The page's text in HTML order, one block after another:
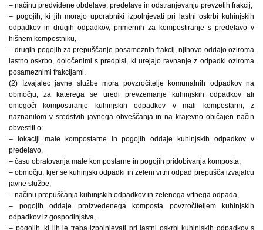
– načinu predvidene obdelave, predelave in odstranjevanju prevzetih frakcij,
– pogojih, ki jih morajo uporabniki izpolnjevati pri lastni oskrbi kuhinjskih
odpadkov in drugih odpadkov, primernih za kompostiranje s predelavo v
hišnem kompostniku,
– drugih pogojih za prepuščanje posameznih frakcij, njihovo oddajo oziroma
lastno oskrbo, določenimi s predpisi, ki urejajo ravnanje z odpadki oziroma
posameznimi frakcijami.
(2) Izvajalec javne službe mora povzročitelje komunalnih odpadkov na
območju, za katerega se uredi prevzemanje kuhinjskih odpadkov ali
omogoči kompostiranje kuhinjskih odpadkov v mali kompostarni, z
naznanilom v sredstvih javnega obveščanja in na krajevno običajen način
obvestiti o:
– lokaciji male kompostarne in pogojih oddaje kuhinjskih odpadkov v
predelavo,
– času obratovanja male kompostarne in pogojih pridobivanja komposta,
– območju, kjer se kuhinjski odpadki in zeleni vrtni odpad prepušča izvajalcu
javne službe,
– načinu prepuščanja kuhinjskih odpadkov in zelenega vrtnega odpada,
– pogojih oddaje proizvedenega komposta povzročiteljem kuhinjskih
odpadkov iz gospodinjstva,
– pogojih, ki jih je treba izpolnjevati pri lastni oskrbi kuhinjskih odpadkov s